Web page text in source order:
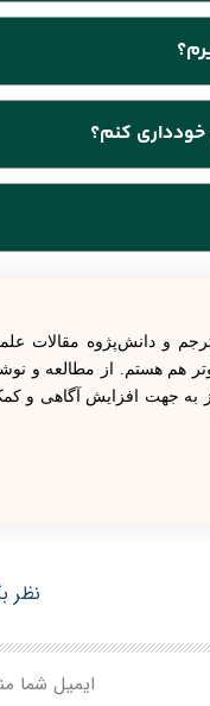
باید با دقت و با رعایت
قلب و فشار خون شود و
باید از دوش گرفتن با آب
پوست شما حساسیت
خودداری کنم؟
خستگی ناشی از انجام
دارد، اگر فردی به
همچنین، برای افرادی که
و دانش‌پژوه مقالات
هم هستم. از مطالعه و
به جهت افزایش آگاهی و
نظر
ایمیل شما